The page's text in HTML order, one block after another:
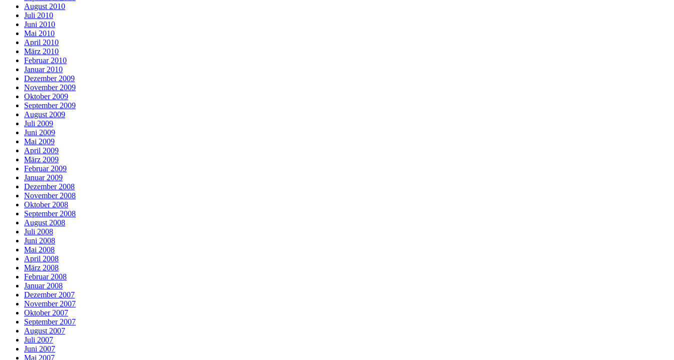
August 2010
Juli 2010
Juni 2010
Mai 2010
April 2010
März 2010
Februar 2010
Januar 2010
Dezember 2009
November 2009
Oktober 2009
September 2009
August 2009
Juli 2009
Juni 2009
Mai 2009
April 2009
März 2009
Februar 2009
Januar 2009
Dezember 2008
November 2008
Oktober 2008
September 2008
August 2008
Juli 2008
Juni 2008
Mai 2008
April 2008
März 2008
Februar 2008
Januar 2008
Dezember 2007
November 2007
Oktober 2007
September 2007
August 2007
Juli 2007
Juni 2007
Mai 2007